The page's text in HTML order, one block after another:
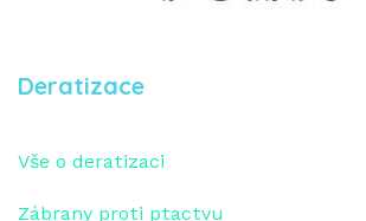
Deratizace
Vše o deratizaci
Zábrany proti ptactvu